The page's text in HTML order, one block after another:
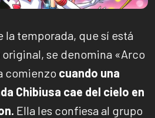
la temporada, que sí está
se denomina «Arco
comienzo cuando una
Chibiusa cae del cielo en
Ella les confiesa al grupo